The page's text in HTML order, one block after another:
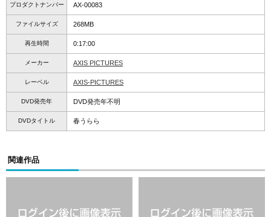
プロダクトナンバー AX-00083
ファイルサイズ 268MB
再生時間 0:17:00
メーカー AXIS PICTURES
レーベル AXIS-PICTURES
DVD発売年 DVD発売年不明
DVDタイトル 春うらら
関連作品